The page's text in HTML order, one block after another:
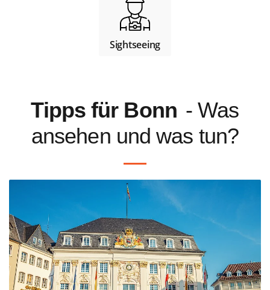
Sightseeing
Tipps für Bonn - Was
ansehen und was tun?